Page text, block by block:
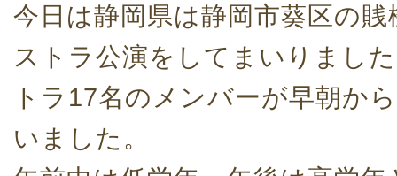
今日は静岡県は静岡市葵区の
ストラ公演をしてまいりまし
トラ17名のメンバーが早朝か
いました。